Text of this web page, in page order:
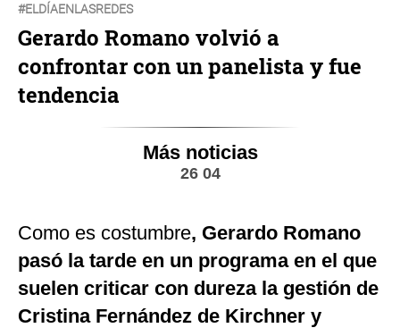
#ELDÍAENLASREDES
Gerardo Romano volvió a
confrontar con un panelista y fue
tendencia
Más noticias
26 04
Como es costumbre, Gerardo Romano
pasó la tarde en un programa en el que
suelen criticar con dureza la gestión de
Cristina Fernández de Kirchner y